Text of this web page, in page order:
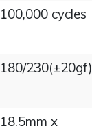
100,000 cycles
180/230(±20gf)
18.5mm x